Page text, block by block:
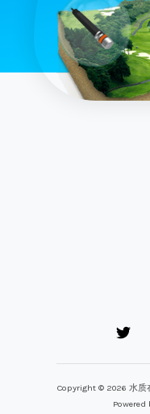
Copyright © 2026 水质